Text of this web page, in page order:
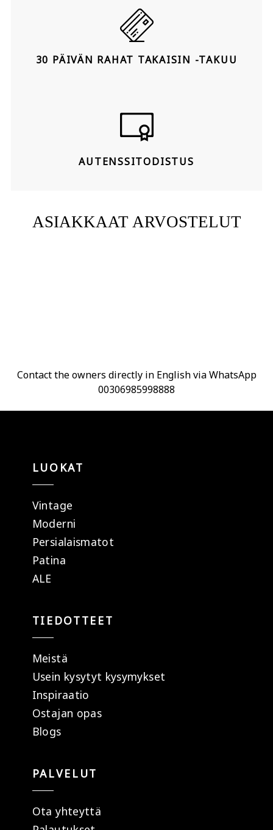
30 PÄIVÄN RAHAT TAKAISIN -TAKUU
AUTENSSITODISTUS
ASIAKKAAT ARVOSTELUT
Contact the owners directly in English via WhatsApp
00306985998888
LUOKAT
Vintage
Moderni
Persialaismatot
Patina
ALE
TIEDOTTEET
Meistä
Usein kysytyt kysymykset
Inspiraatio
Ostajan opas
Blogs
PALVELUT
Ota yhteyttä